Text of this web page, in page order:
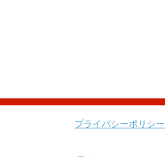
プライバシーポリシー